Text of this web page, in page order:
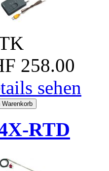
258.00
sehen
RTD